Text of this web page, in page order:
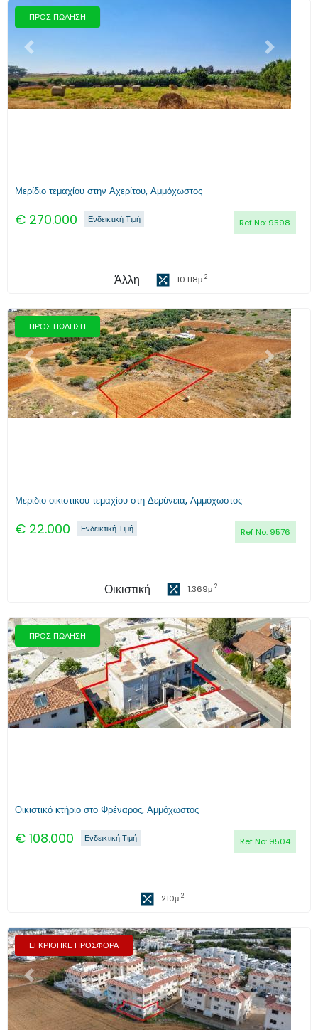
ΠΡΟΣ ΠΩΛΗΣΗ
Προηγούμενο Επόμενο
Μερίδιο τεμαχίου στην Αχερίτου, Αμμόχωστος
€ 270.000 Ref No: 9598
Ενδεικτική Τιμή
Άλλη 10.118μ 2
ΠΡΟΣ ΠΩΛΗΣΗ
Προηγούμενο Επόμενο
Μερίδιο οικιστικού τεμαχίου στη Δερύνεια, Αμμόχωστος
€ 22.000 Ref No: 9576
Ενδεικτική Τιμή
Οικιστική 1.369μ 2
ΠΡΟΣ ΠΩΛΗΣΗ
Προηγούμενο Επόμενο
Οικιστικό κτήριο στο Φρέναρος, Αμμόχωστος
€ 108.000 Ref No: 9504
Ενδεικτική Τιμή
210μ 2
ΕΓΚΡΙΘΗΚΕ ΠΡΟΣΦΟΡΑ
Προηγούμενο Επόμενο